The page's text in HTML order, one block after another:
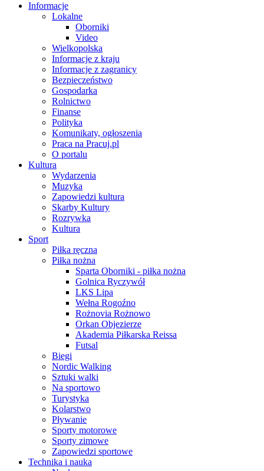
Informacje
Lokalne
Oborniki
Video
Wielkopolska
Informacje z kraju
Informacje z zagranicy
Bezpieczeństwo
Gospodarka
Rolnictwo
Finanse
Polityka
Komunikaty, ogłoszenia
Praca na Pracuj.pl
O portalu
Kultura
Wydarzenia
Muzyka
Zapowiedzi kultura
Skarby Kultury
Rozrywka
Kultura
Sport
Piłka ręczna
Piłka nożna
Sparta Oborniki - piłka nożna
Golnica Ryczywół
LKS Lipa
Wełna Rogoźno
Rożnovia Rożnowo
Orkan Objezierze
Akademia Piłkarska Reissa
Futsal
Biegi
Nordic Walking
Sztuki walki
Na sportowo
Turystyka
Kolarstwo
Pływanie
Sporty motorowe
Sporty zimowe
Zapowiedzi sportowe
Technika i nauka